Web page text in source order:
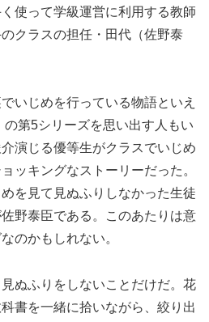
使って学級運営に利用する教師
クラスの担任・田代（佐野泰
いじめを行っている物語といえ
第5シリーズを思い出す人もい
演じる優等生がクラスでいじめ
ッキングなストーリーだった。
を見て見ぬふりしなかった生徒
野泰臣である。このあたりは意
のかもしれない。
ぬふりをしないことだけだ。花
書を一緒に拾いながら、絞り出